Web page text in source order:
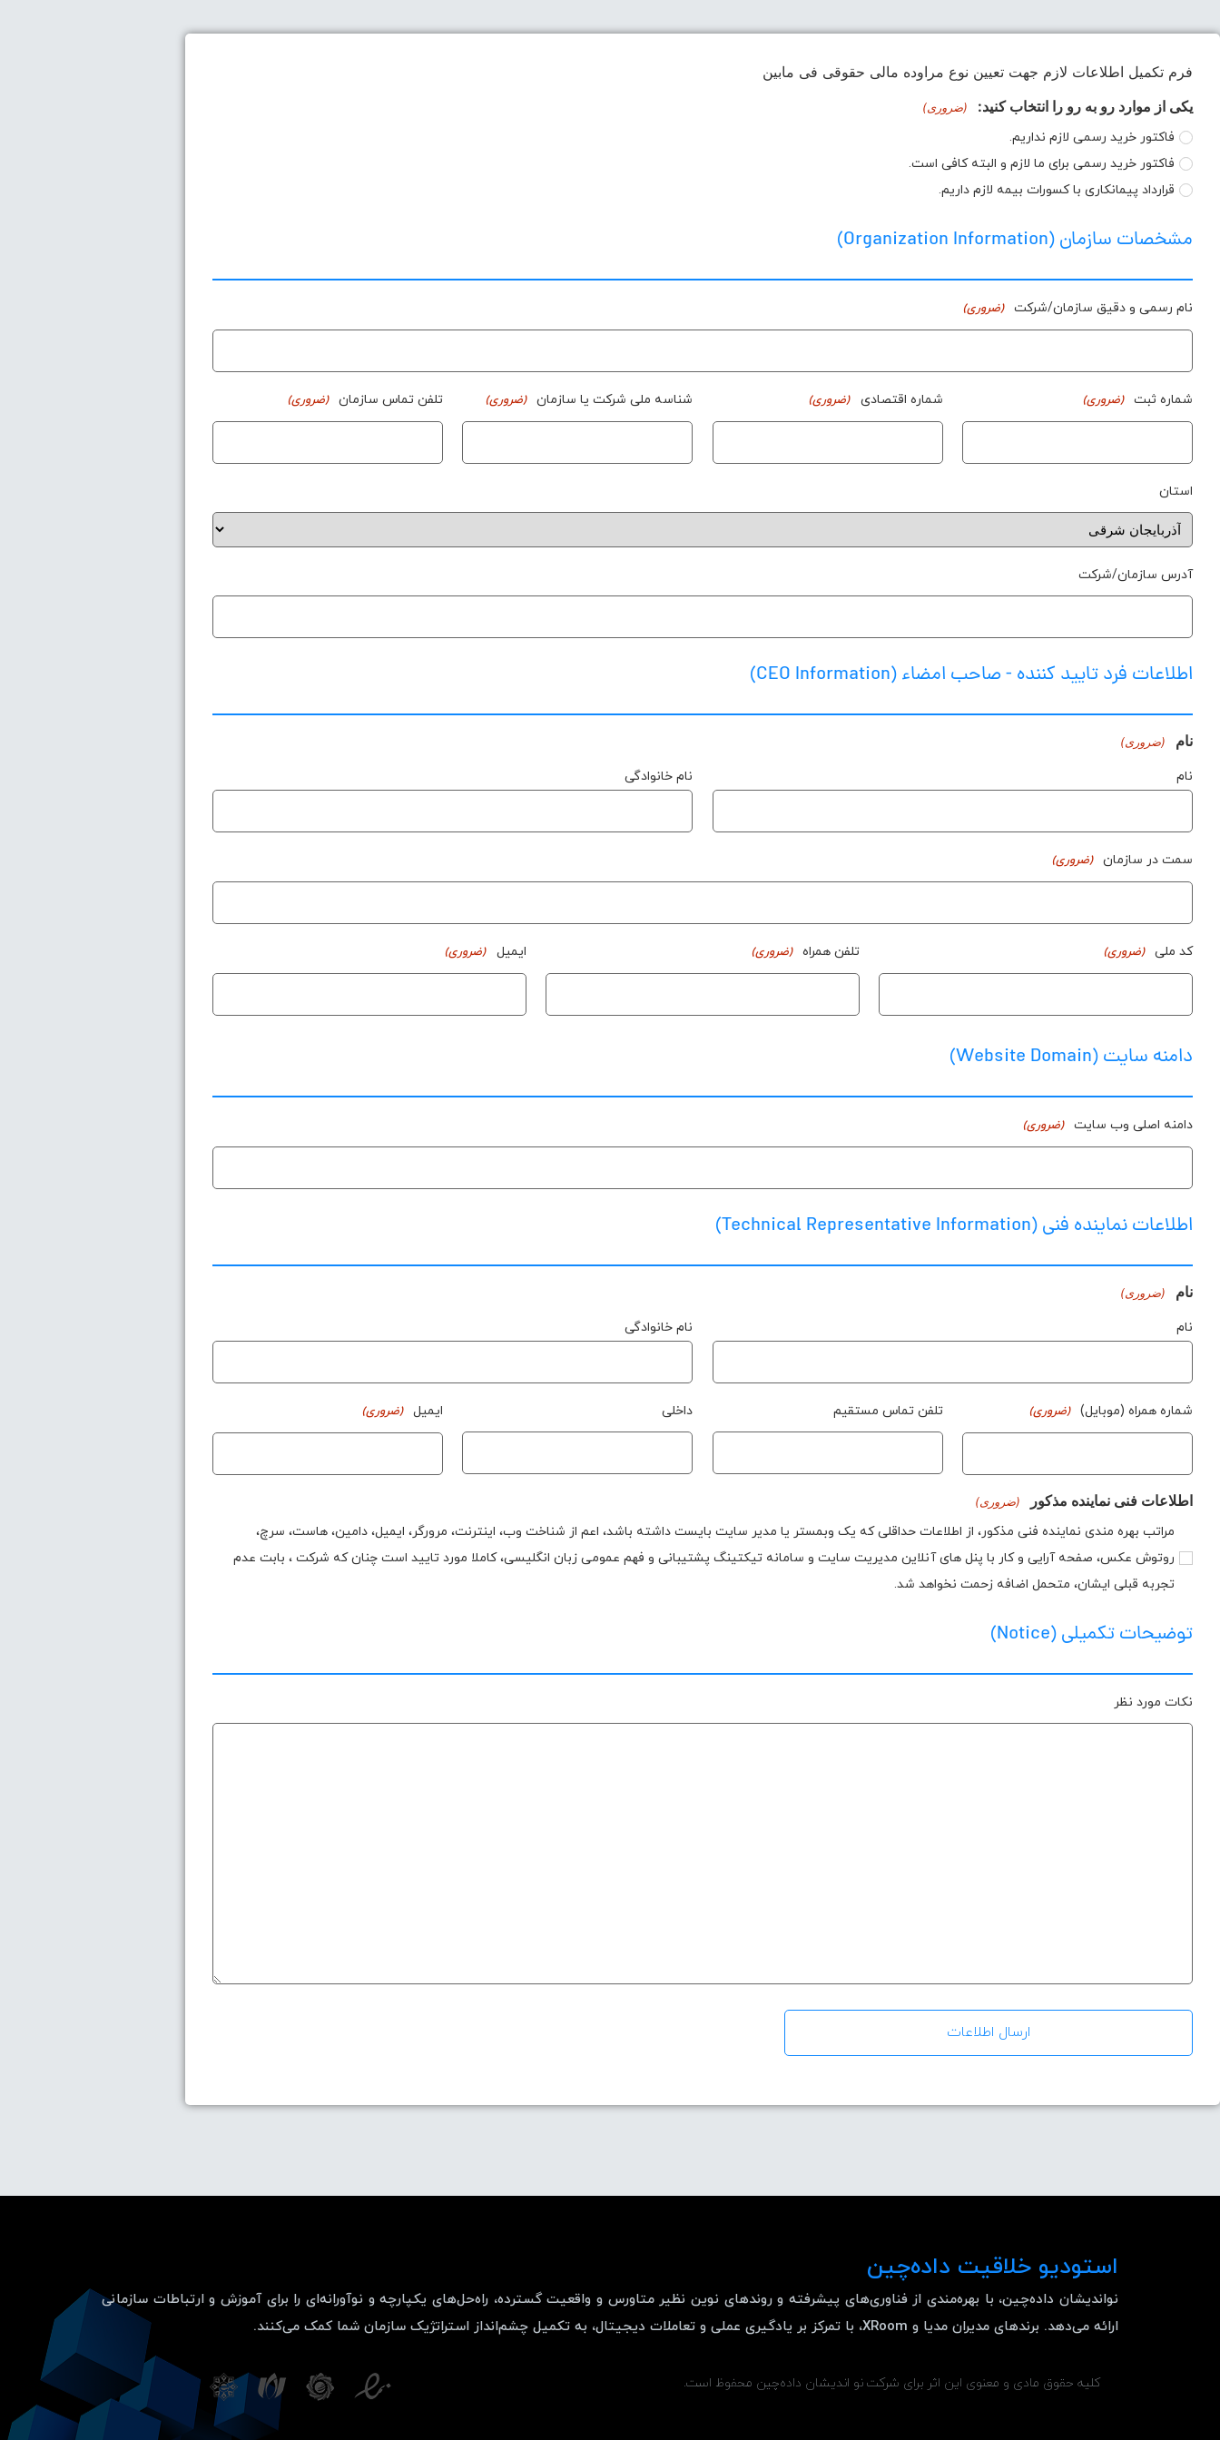
فرم تکمیل اطلاعات لازم جهت تعیین نوع مراوده مالی حقوقی فی مابین
یکی از موارد رو به رو را انتخاب کنید:
(ضروری)
فاکتور خرید رسمی لازم نداریم.
فاکتور خرید رسمی برای ما لازم و البته کافی است.
قرارداد پیمانکاری با کسورات بیمه لازم داریم.
مشخصات سازمان (Organization Information)
نام رسمی و دقیق سازمان/شرکت (ضروری)
شماره ثبت (ضروری) شماره اقتصادی (ضروری) شناسه ملی شرکت یا سازمان (ضروری) تلفن تماس سازمان (ضروری)
استان
آدرس سازمان/شرکت
اطلاعات فرد تایید کننده - صاحب امضاء (CEO Information)
نام (ضروری)
نام نام خانوادگی
سمت در سازمان (ضروری)
کد ملی (ضروری) تلفن همراه (ضروری) ایمیل (ضروری)
دامنه سایت (Website Domain)
دامنه اصلی وب سایت (ضروری)
اطلاعات نماینده فنی (Technical Representative Information)
نام (ضروری)
نام نام خانوادگی
شماره همراه (موبایل) (ضروری) تلفن تماس مستقیم داخلی ایمیل (ضروری)
اطلاعات فنی نماینده مذکور (ضروری)
مراتب بهره مندی نماینده فنی مذکور، از اطلاعات حداقلی که یک وبمستر یا مدیر سایت بایست داشته باشد، اعم از شناخت وب، اینترنت، مرورگر، ایمیل، دامین، هاست، سرچ،
روتوش عکس، صفحه آرایی و کار با پنل های آنلاین مدیریت سایت و سامانه تیکتینگ پشتیبانی و فهم عمومی زبان انگلیسی، کاملا مورد تایید است چنان که شرکت ، بابت عدم
تجربه قبلی ایشان، متحمل اضافه زحمت نخواهد شد.
توضیحات تکمیلی (Notice)
نکات مورد نظر
استودیو خلاقیت داده‌چین
نواندیشان داده‌چین، با بهره‌مندی از فناوری‌های پیشرفته و روندهای نوین نظیر متاورس و واقعیت گسترده، راه‌حل‌های یکپارچه و نوآورانه‌ای را برای آموزش و ارتباطات سازمانی
ارائه می‌دهد. برندهای مدیران مدیا و XRoom، با تمرکز بر یادگیری عملی و تعاملات دیجیتال، به تکمیل چشم‌انداز استراتژیک سازمان شما کمک می‌کنند.
کلیه حقوق مادی و معنوی این اثر برای شرکت نو اندیشان داده‌چین محفوظ است.